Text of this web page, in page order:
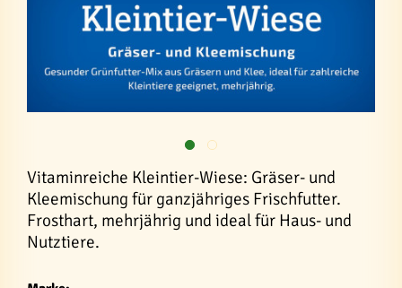
Vitaminreiche Kleintier-Wiese: Gräser- und
Kleemischung für ganzjähriges Frischfutter.
Frosthart, mehrjährig und ideal für Haus- und
Nutztiere.